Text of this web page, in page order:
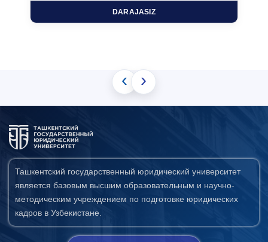
DARAJASIZ
‹ ›
Ташкентский государственный юридический университет
является базовым высшим образовательным и научно-
методическим учреждением по подготовке юридических
кадров в Узбекистане.